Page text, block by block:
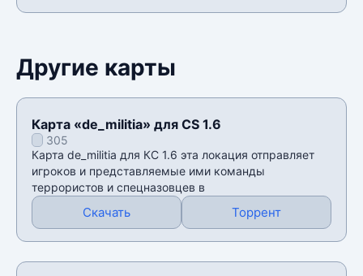
Другие карты
Карта «de_militia» для CS 1.6
305
Карта de_militia для КС 1.6 эта локация отправляет
игроков и представляемые ими команды
террористов и спецназовцев в
Скачать Торрент